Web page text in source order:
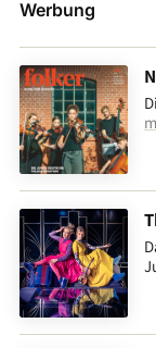
Werbung